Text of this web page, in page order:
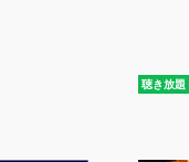
聴き放題